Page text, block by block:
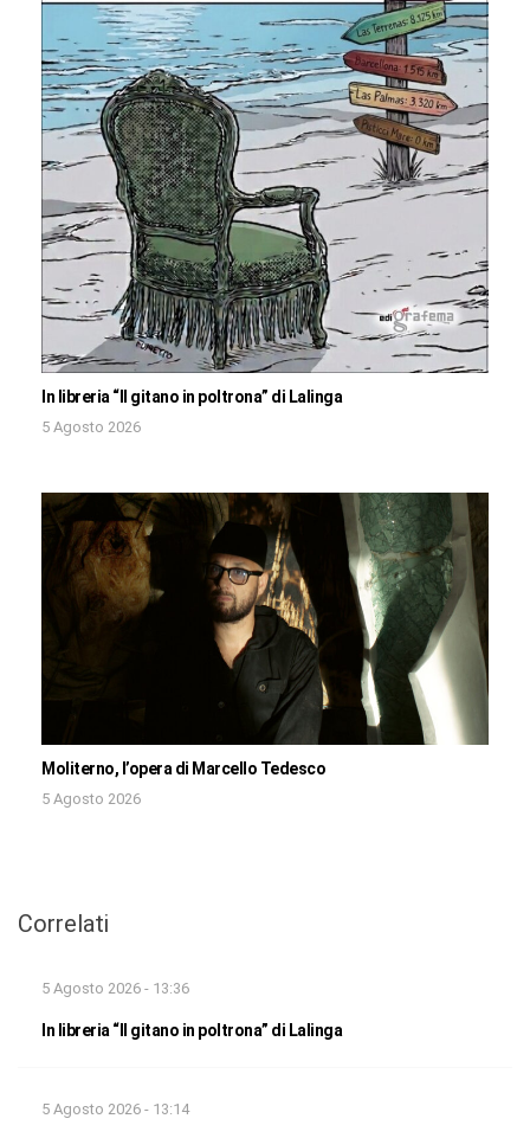
In libreria “Il gitano in poltrona” di Lalinga
5 Agosto 2026
Moliterno, l’opera di Marcello Tedesco
5 Agosto 2026
Correlati
5 Agosto 2026 - 13:36
In libreria “Il gitano in poltrona” di Lalinga
5 Agosto 2026 - 13:14